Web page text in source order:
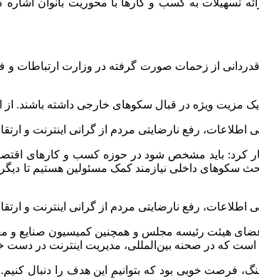
از زحمات صورت گرفته در وزارت ارتباطات و
مزیت ویژه در قبال سکوهای خارجی داشته باشند.
کرد: باید مشخص شود در حوزه کسب و کارهای
داخلی نیازمند کمک مسئولین هستیم تا دیگر
هیئت رئیسه مجلس و همچنین کمیسیون صنایع و
که در صحنه بین‌المللی، مدیریت اینترنت در دست
فرصت خوبی بود که بتوانیم این هدف را دنبال